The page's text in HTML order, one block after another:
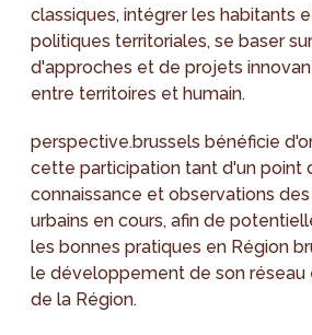
classiques, intégrer les habitants
politiques territoriales, se baser
d'approches et de projets
entre territoires et humain.
perspective.brussels bénéficie
cette participation tant d'un point
connaissance et observations
urbains en cours, afin de
les bonnes pratiques en Région
le développement de son réseau
de la Région.